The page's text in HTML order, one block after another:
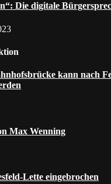
Die digitale
kann nach
Max Wenning
Lette eingebrochen